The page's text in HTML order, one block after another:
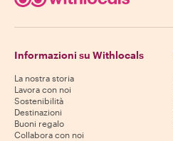
Informazioni su Withlocals
La nostra storia
Lavora con noi
Sostenibilità
Destinazioni
Buoni regalo
Collabora con noi